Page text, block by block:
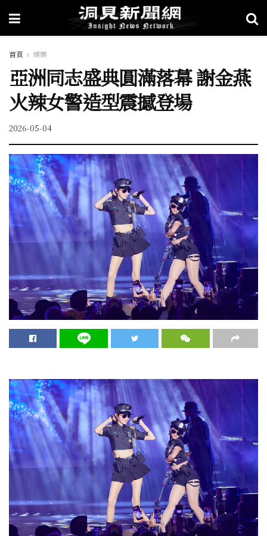
首頁 娛樂
亞洲同志盛典圓滿落幕 謝金燕
火辣女警造型震撼登場
2026-05-04